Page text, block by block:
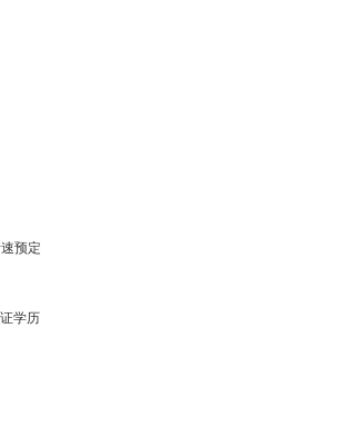
预定
学历